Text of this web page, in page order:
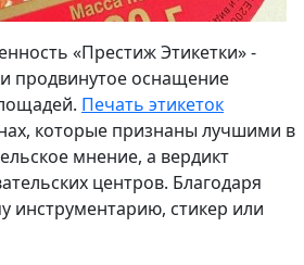
«Престиж Этикетки» -
продвинутое оснащение
Печать этикеток
которые признаны лучшими в
мнение, а вердикт
центров. Благодаря
инструментарию, стикер или